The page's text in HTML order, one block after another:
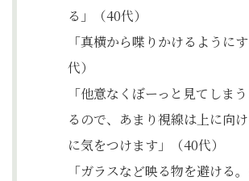
る」（40代）
「真横から喋りかけるように
代）
「他意なくぼーっと見てしま
るので、あまり視線は上に向
に気をつけます」（40代）
「ガラスなど映る物を避ける